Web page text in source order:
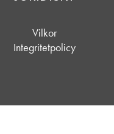
Vilkor
Integritetpolicy